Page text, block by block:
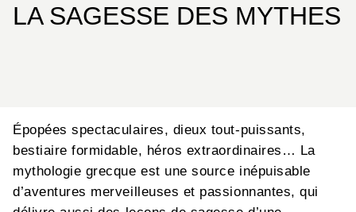
LA SAGESSE DES MYTHES
Épopées spectaculaires, dieux tout-puissants,
bestiaire formidable, héros extraordinaires… La
mythologie grecque est une source inépuisable
d’aventures merveilleuses et passionnantes, qui